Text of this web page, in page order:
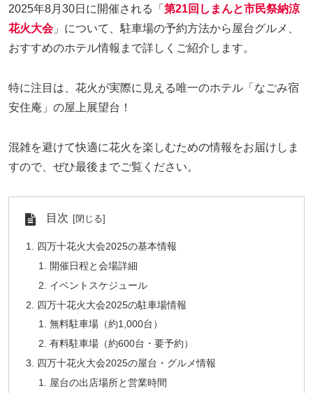
2025年8月30日に開催される「 第21回しまんと市民祭納涼
花火大会」について、駐車場の予約方法から屋台グルメ、
おすすめのホテル情報まで詳しくご紹介します。
特に注目は、花火が実際に見える唯一のホテル「なごみ宿
安住庵」の屋上展望台！
混雑を避けて快適に花火を楽しむための情報をお届けしま
すので、ぜひ最後までご覧ください。
目次
四万十花火大会2025の基本情報
開催日程と会場詳細
イベントスケジュール
四万十花火大会2025の駐車場情報
無料駐車場（約1,000台）
有料駐車場（約600台・要予約）
四万十花火大会2025の屋台・グルメ情報
屋台の出店場所と営業時間